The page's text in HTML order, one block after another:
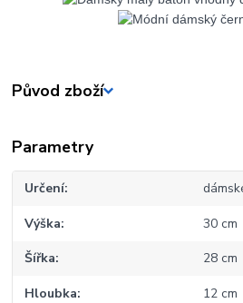
Původ zboží
Parametry
Určení
Výška 30 cm
Šířka 28 cm
Hloubka 12 cm